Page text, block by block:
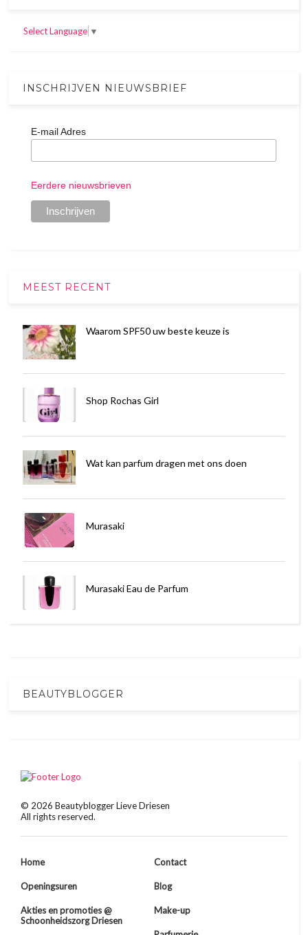
Select Language ▼
INSCHRIJVEN NIEUWSBRIEF
E-mail Adres
Eerdere nieuwsbrieven
MEEST RECENT
Waarom SPF50 uw beste keuze is
Shop Rochas Girl
Wat kan parfum dragen met ons doen
Murasaki
Murasaki Eau de Parfum
BEAUTYBLOGGER
© 2026 Beautyblogger Lieve Driesen
All rights reserved.
Home Contact
Openingsuren Blog
Akties en promoties @
Schoonheidszorg Driesen
Make-up